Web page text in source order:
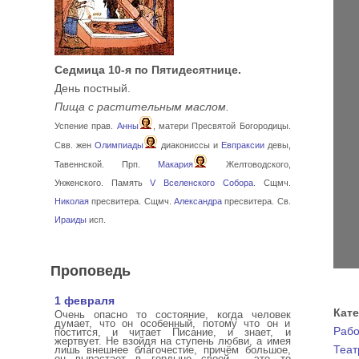
Седмица 10-я по Пятидесятнице.
День постный.
Пища с растительным маслом.
Успение прав. Анны
, матери Пресвятой Богородицы.
Свв. жен Олимпиады диакониссы и Евпраксиидевы,
Тавеннской. Прп. Макария
Желтоводского,
Унженского. ПамятьV Вселенского Собора. Сщмч.
Николая пресвитера. Сщмч. Александрапресвитера. Св.
Ираиды исп.
Проповедь
1 февраля
Очень опасно то состояние, когда человек
думает, что он особенный, потому что он и
постится, и читает Писание, и знает, и
жертвует. Не взойдя на ступень любви, а имея
лишь внешнее благочестие, причём большое,